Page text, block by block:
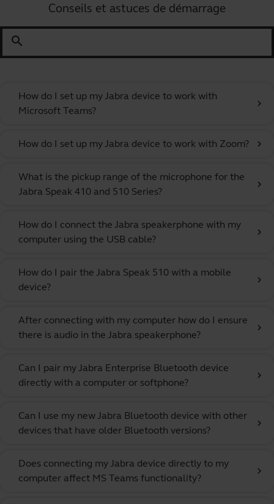
Conseils et astuces de démarrage
search
How do I set up my Jabra device to work with
Microsoft Teams?
chevron_right
How do I set up my Jabra device to work with Zoom? chevron_right
What is the pickup range of the microphone for the
Jabra Speak 410 and 510 Series?
chevron_right
How do I connect the Jabra speakerphone with my
computer using the USB cable?
chevron_right
How do I pair the Jabra Speak 510 with a mobile
device?
chevron_right
After connecting with my computer how do I ensure
there is audio in the Jabra speakerphone?
chevron_right
Can I pair my Jabra Enterprise Bluetooth device
directly with a computer or softphone?
chevron_right
Can I use my new Jabra Bluetooth device with other
devices that have older Bluetooth versions?
chevron_right
Does connecting my Jabra device directly to my
computer affect MS Teams functionality?
chevron_right